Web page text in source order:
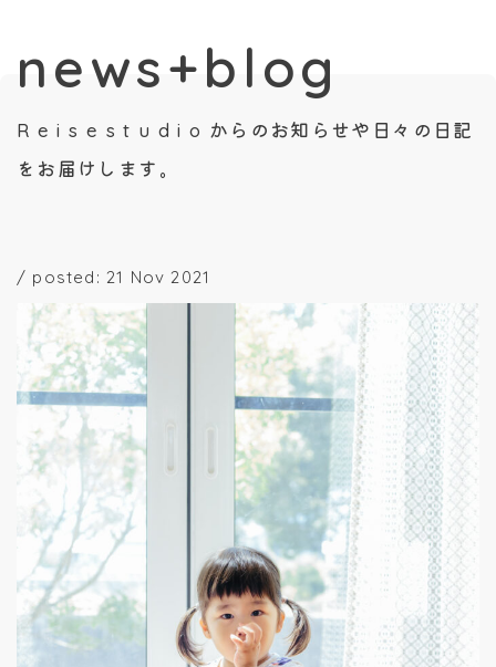
news+blog
R e i s e s t u d i o からのお知らせや日々の日記
をお届けします。
/ posted: 21 Nov 2021